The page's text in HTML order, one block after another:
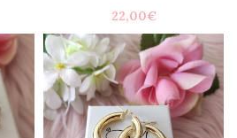
22,00€